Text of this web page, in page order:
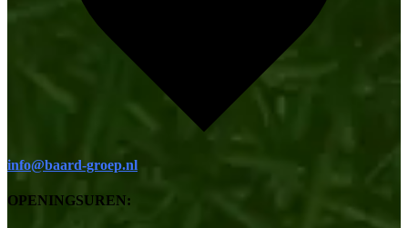
info@baard-groep.nl
OPENINGSUREN: